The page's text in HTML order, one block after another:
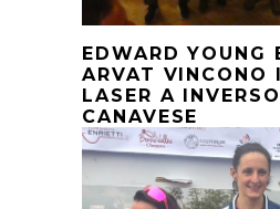
EDWARD YOUNG
ARVAT VINCONO
LASER A
CANAVESE